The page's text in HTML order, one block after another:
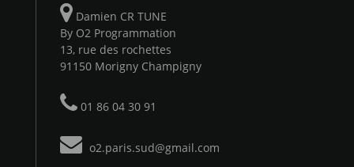
Damien CR TUNE
By O2 Programmation
13, rue des rochettes
91150 Morigny Champigny
01 86 04 30 91
o2.paris.sud@gmail.com